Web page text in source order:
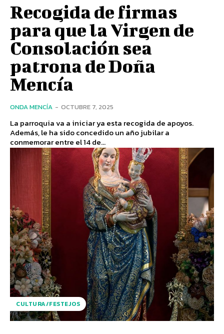
Recogida de firmas
para que la Virgen de
Consolación sea
patrona de Doña
Mencía
ONDA MENCÍA - OCTUBRE 7, 2025
La parroquia va a iniciar ya esta recogida de apoyos.
Además, le ha sido concedido un año jubilar a
conmemorar entre el 14 de...
CULTURA/FESTEJOS